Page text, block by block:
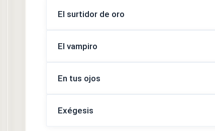
El surtidor de oro
El vampiro
En tus ojos
Exégesis